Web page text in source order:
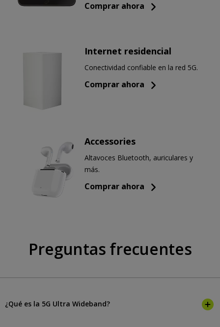
Comprar ahora
Internet residencial
Conectividad confiable en la red 5G.
Comprar ahora
Accessories
Altavoces Bluetooth, auriculares y
más.
Comprar ahora
Preguntas frecuentes
¿Qué es la 5G Ultra Wideband?